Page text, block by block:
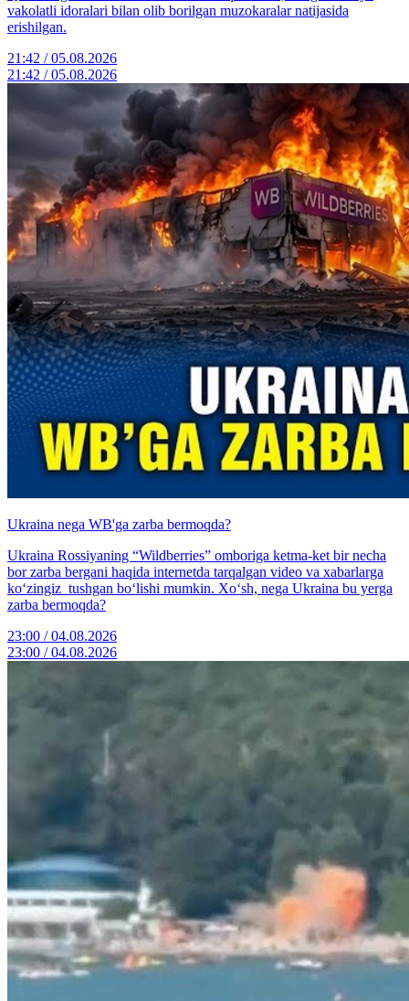
vakolatli idoralari bilan olib borilgan muzokaralar natijasida
erishilgan.
21:42 / 05.08.2026
21:42 / 05.08.2026
Ukraina nega WB'ga zarba bermoqda?
Ukraina Rossiyaning “Wildberries” omboriga ketma-ket bir necha
bor zarba bergani haqida internetda tarqalgan video va xabarlarga
ko‘zingiz tushgan bo‘lishi mumkin. Xo‘sh, nega Ukraina bu yerga
zarba bermoqda?
23:00 / 04.08.2026
23:00 / 04.08.2026